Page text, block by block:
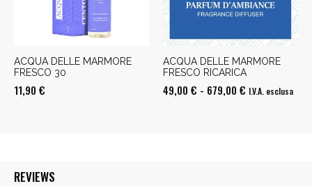
ACQUA DELLE MARMORE
FRESCO 30
11,90 €
ACQUA DELLE MARMORE
FRESCO RICARICA
49,00 € - 679,00 € Fascia
I.V.A. esclusa
REVIEWS